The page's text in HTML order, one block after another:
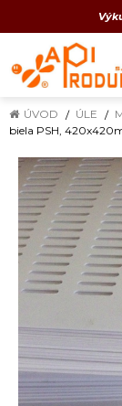
ÚVOD ÚLE
biela PSH,